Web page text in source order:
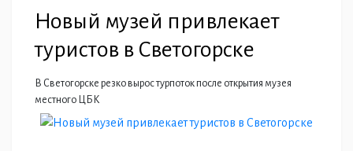
Новый музей привлекает
туристов в Светогорске
В Светогорске резко вырос турпоток после открытия музея
местного ЦБК